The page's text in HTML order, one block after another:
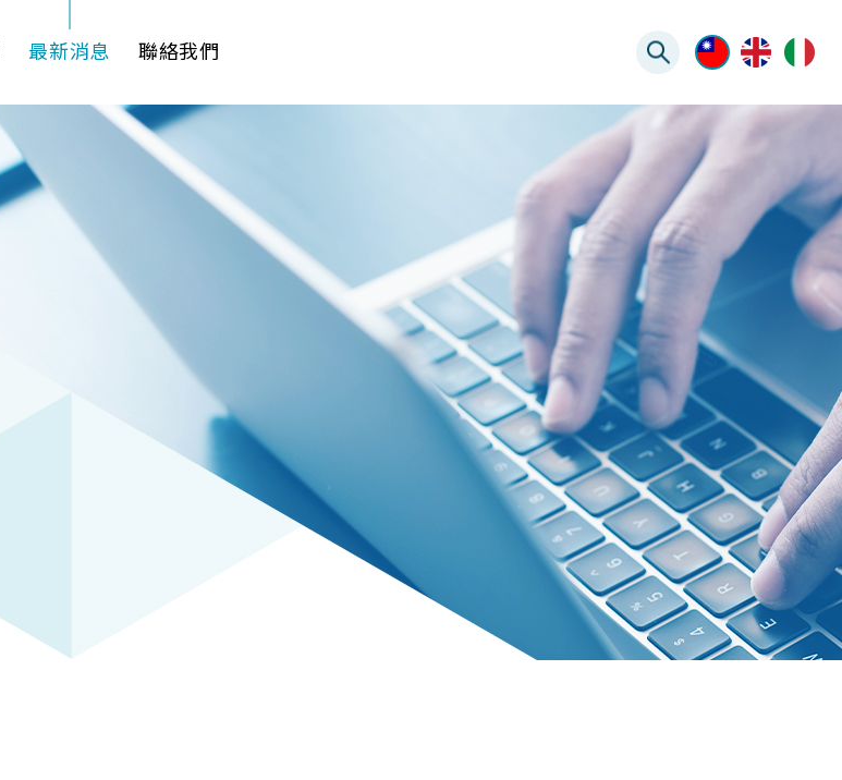
AI VMS 影像管理平台
輕量化監控(16-32路)
大範圍監控(64-256路)
Spark攝影機
Omnieye攝影機
最新消息 聯絡我們